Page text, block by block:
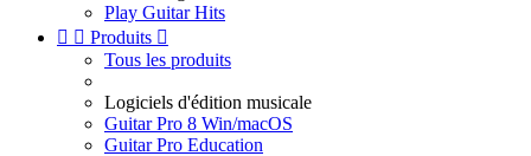
Play Guitar Hits
  Produits 
Tous les produits
Logiciels d'édition musicale
Guitar Pro 8 Win/macOS
Guitar Pro Education